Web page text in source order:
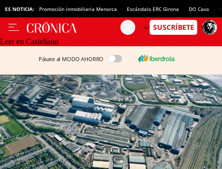
ES NOTICIA: Promoción inmobiliaria Menorca Escándalo ERC Girona DO Cava
Leer en Castellano
Pásate al MODO AHORRO